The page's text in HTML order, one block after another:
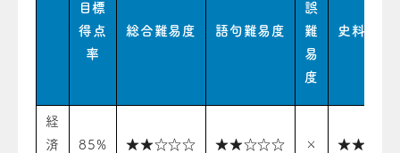
目標
得点
率
総合難易度 語句難易度
誤
難
易
度
史料難易
経
済
85% ★★☆☆☆ ★★☆☆☆ ×